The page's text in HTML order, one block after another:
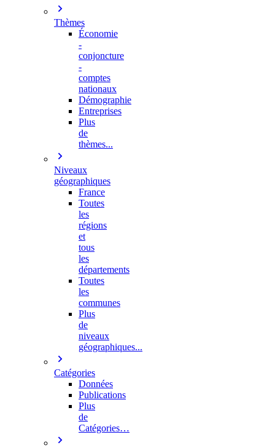
Thèmes
Économie
-
conjoncture
-
comptes
nationaux
Démographie
Entreprises
Plus
de
thèmes...
Niveaux
géographiques
France
Toutes
les
régions
et
tous
les
départements
Toutes
les
communes
Plus
de
niveaux
géographiques...
Catégories
Données
Publications
Plus
de
Catégories…